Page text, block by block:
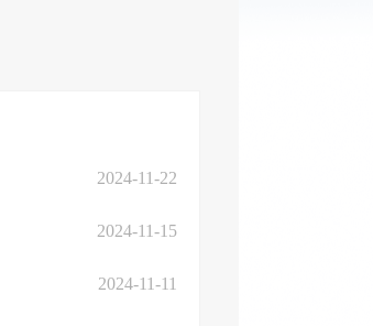
2024-11-22
2024-11-15
2024-11-11